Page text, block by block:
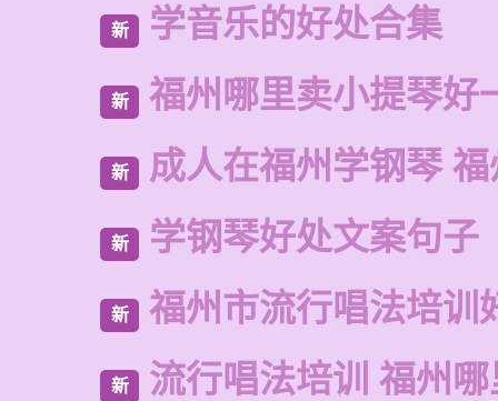
新 学音乐的好处合集
新 福州哪里卖小提琴好
新 成人在福州学钢琴
新 学钢琴好处文案句子
新 福州市流行唱法培训
新 流行唱法培训 福州